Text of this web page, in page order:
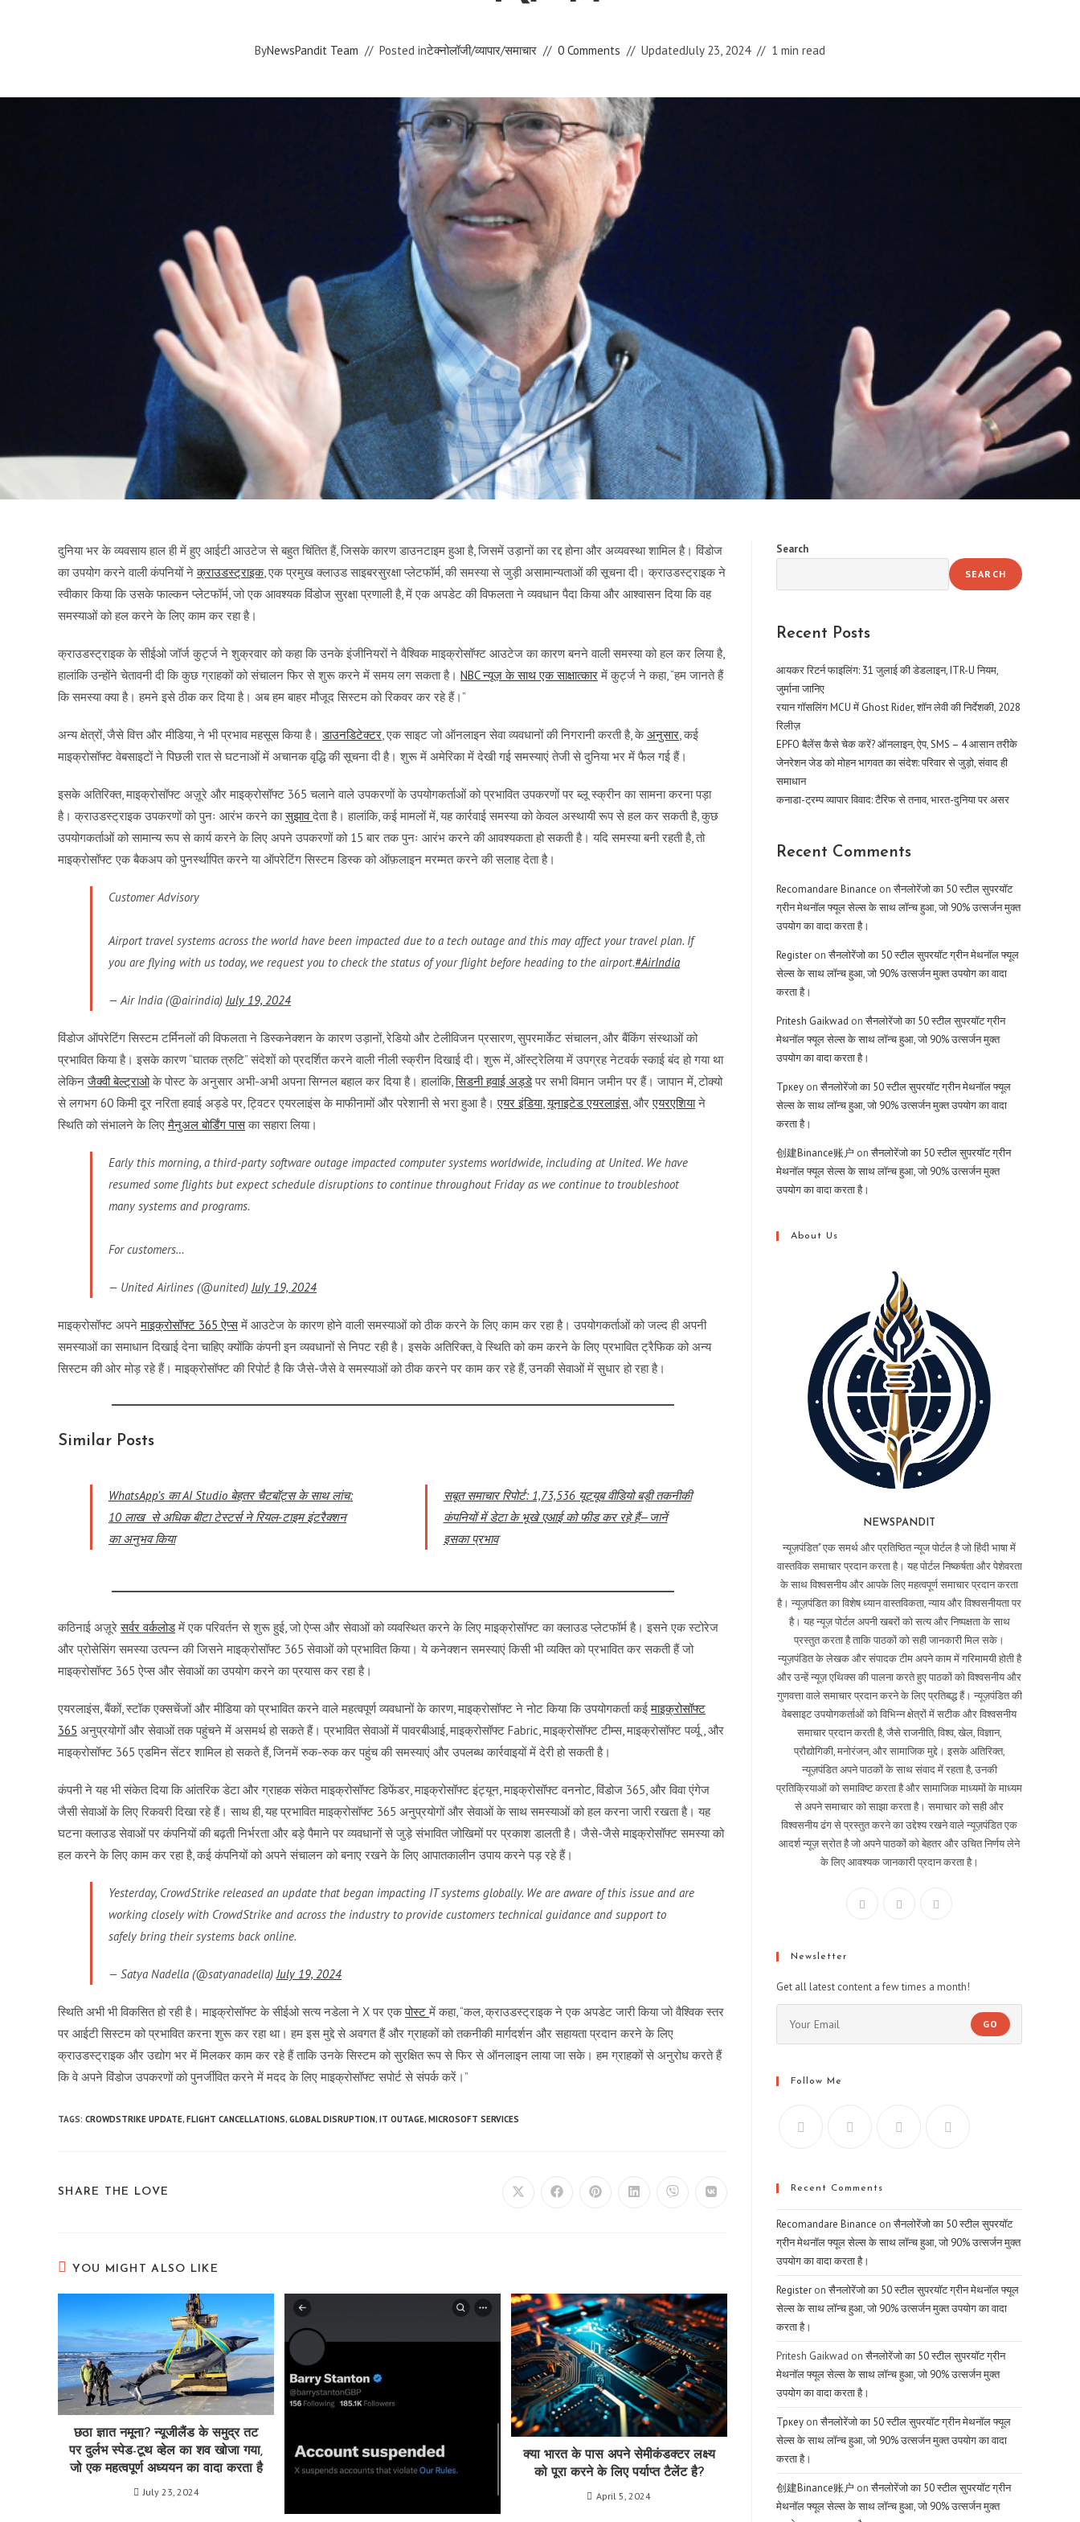
ByNewsPandit Team Posted inटेक्नोलॉजी/व्यापार/समाचार 0 Comments UpdatedJuly 23, 2024 1 min read
दुनिया भर के व्यवसाय हाल ही में हुए आईटी आउटेज से बहुत चिंतित हैं, जिसके कारण डाउनटाइम हुआ है, जिसमें उड़ानों का रद्द होना और अव्यवस्था शामिल है। विंडोज
का उपयोग करने वाली कंपनियों नेक्राउडस्ट्राइक, एक प्रमुख क्लाउड साइबरसुरक्षा प्लेटफॉर्म, की समस्या से जुड़ी असामान्यताओं की सूचना दी। क्राउडस्ट्राइक ने
स्वीकार किया कि उसके फाल्कन प्लेटफॉर्म, जो एक आवश्यक विंडोज सुरक्षा प्रणाली है, में एक अपडेट की विफलता ने व्यवधान पैदा किया और आश्वासन दिया कि वह
समस्याओं को हल करने के लिए काम कर रहा है।
क्राउडस्ट्राइक के सीईओ जॉर्ज कुर्ट्ज ने शुक्रवार को कहा कि उनके इंजीनियरों ने वैश्विक माइक्रोसॉफ्ट आउटेज का कारण बनने वाली समस्या को हल कर लिया है,
हालांकि उन्होंने चेतावनी दी कि कुछ ग्राहकों को संचालन फिर से शुरू करने में समय लग सकता है। NBC न्यूज़ के साथ एक साक्षात्कारमें कुर्ट्ज ने कहा, “हम जानते हैं
कि समस्या क्या है। हमने इसे ठीक कर दिया है। अब हम बाहर मौजूद सिस्टम को रिकवर कर रहे हैं।”
अन्य क्षेत्रों, जैसे वित्त और मीडिया, ने भी प्रभाव महसूस किया है।डाउनडिटेक्टर, एक साइट जो ऑनलाइन सेवा व्यवधानों की निगरानी करती है, केअनुसार, कई
माइक्रोसॉफ्ट वेबसाइटों ने पिछली रात से घटनाओं में अचानक वृद्धि की सूचना दी है। शुरू में अमेरिका में देखी गई समस्याएं तेजी से दुनिया भर में फैल गई हैं।
इसके अतिरिक्त, माइक्रोसॉफ्ट अज़ूरे और माइक्रोसॉफ्ट 365 चलाने वाले उपकरणों के उपयोगकर्ताओं को प्रभावित उपकरणों पर ब्लू स्क्रीन का सामना करना पड़ा
है। क्राउडस्ट्राइक उपकरणों को पुनः आरंभ करने कासुझावदेता है। हालांकि, कई मामलों में, यह कार्रवाई समस्या को केवल अस्थायी रूप से हल कर सकती है, कुछ
उपयोगकर्ताओं को सामान्य रूप से कार्य करने के लिए अपने उपकरणों को 15 बार तक पुनः आरंभ करने की आवश्यकता हो सकती है। यदि समस्या बनी रहती है, तो
माइक्रोसॉफ्ट एक बैकअप को पुनर्स्थापित करने या ऑपरेटिंग सिस्टम डिस्क को ऑफ़लाइन मरम्मत करने की सलाह देता है।
Customer Advisory
Airport travel systems across the world have been impacted due to a tech outage and this may affect your travel plan. If
you are flying with us today, we request you to check the status of your flight before heading to the airport.#AirIndia
— Air India (@airindia)July 19, 2024
विंडोज ऑपरेटिंग सिस्टम टर्मिनलों की विफलता ने डिस्कनेक्शन के कारण उड़ानों, रेडियो और टेलीविजन प्रसारण, सुपरमार्केट संचालन, और बैंकिंग संस्थाओं को
प्रभावित किया है। इसके कारण “घातक त्रुटि” संदेशों को प्रदर्शित करने वाली नीली स्क्रीन दिखाई दी। शुरू में, ऑस्ट्रेलिया में उपग्रह नेटवर्क स्काई बंद हो गया था
लेकिनजैक्वी बेल्ट्राओके पोस्ट के अनुसार अभी-अभी अपना सिग्नल बहाल कर दिया है। हालांकि,सिडनी हवाई अड्डेपर सभी विमान जमीन पर हैं। जापान में, टोक्यो
से लगभग 60 किमी दूर नरिता हवाई अड्डे पर, ट्विटर एयरलाइंस के माफीनामों और परेशानी से भरा हुआ है।एयर इंडिया,यूनाइटेड एयरलाइंस, औरएयरएशियाने
स्थिति को संभालने के लिएमैनुअल बोर्डिंग पासका सहारा लिया।
Early this morning, a third-party software outage impacted computer systems worldwide, including at United. We have
resumed some flights but expect schedule disruptions to continue throughout Friday as we continue to troubleshoot
many systems and programs.
For customers…
— United Airlines (@united)July 19, 2024
माइक्रोसॉफ्ट अपनेमाइक्रोसॉफ्ट 365 ऐप्समें आउटेज के कारण होने वाली समस्याओं को ठीक करने के लिए काम कर रहा है। उपयोगकर्ताओं को जल्द ही अपनी
समस्याओं का समाधान दिखाई देना चाहिए क्योंकि कंपनी इन व्यवधानों से निपट रही है। इसके अतिरिक्त, वे स्थिति को कम करने के लिए प्रभावित ट्रैफिक को अन्य
सिस्टम की ओर मोड़ रहे हैं। माइक्रोसॉफ्ट की रिपोर्ट है कि जैसे-जैसे वे समस्याओं को ठीक करने पर काम कर रहे हैं, उनकी सेवाओं में सुधार हो रहा है।
Similar Posts
WhatsApp’s का AI Studio बेहतर चैटबॉट्स के साथ लांच:
10 लाख से अधिक बीटा टेस्टर्स ने रियल-टाइम इंटरैक्शन
का अनुभव किया
सबूत समाचार रिपोर्ट: 1,73,536 यूट्यूब वीडियो बड़ी तकनीकी
कंपनियों में डेटा के भूखे एआई को फीड कर रहे हैं—जानें
इसका प्रभाव
कठिनाई अज़ूरेसर्वर वर्कलोडमें एक परिवर्तन से शुरू हुई, जो ऐप्स और सेवाओं को व्यवस्थित करने के लिए माइक्रोसॉफ्ट का क्लाउड प्लेटफॉर्म है। इसने एक स्टोरेज
और प्रोसेसिंग समस्या उत्पन्न की जिसने माइक्रोसॉफ्ट 365 सेवाओं को प्रभावित किया। ये कनेक्शन समस्याएं किसी भी व्यक्ति को प्रभावित कर सकती हैं जो
माइक्रोसॉफ्ट 365 ऐप्स और सेवाओं का उपयोग करने का प्रयास कर रहा है।
एयरलाइंस, बैंकों, स्टॉक एक्सचेंजों और मीडिया को प्रभावित करने वाले महत्वपूर्ण व्यवधानों के कारण, माइक्रोसॉफ्ट ने नोट किया कि उपयोगकर्ता कईमाइक्रोसॉफ्ट
365 अनुप्रयोगों और सेवाओं तक पहुंचने में असमर्थ हो सकते हैं। प्रभावित सेवाओं में पावरबीआई, माइक्रोसॉफ्ट Fabric, माइक्रोसॉफ्ट टीम्स, माइक्रोसॉफ्ट पर्व्यू , और
माइक्रोसॉफ्ट 365 एडमिन सेंटर शामिल हो सकते हैं, जिनमें रुक-रुक कर पहुंच की समस्याएं और उपलब्ध कार्रवाइयों में देरी हो सकती है।
कंपनी ने यह भी संकेत दिया कि आंतरिक डेटा और ग्राहक संकेत माइक्रोसॉफ्ट डिफेंडर, माइक्रोसॉफ्ट इंट्यून, माइक्रोसॉफ्ट वननोट, विंडोज 365, और विवा एंगेज
जैसी सेवाओं के लिए रिकवरी दिखा रहे हैं। साथ ही, यह प्रभावित माइक्रोसॉफ्ट 365 अनुप्रयोगों और सेवाओं के साथ समस्याओं को हल करना जारी रखता है। यह
घटना क्लाउड सेवाओं पर कंपनियों की बढ़ती निर्भरता और बड़े पैमाने पर व्यवधानों से जुड़े संभावित जोखिमों पर प्रकाश डालती है। जैसे-जैसे माइक्रोसॉफ्ट समस्या को
हल करने के लिए काम कर रहा है, कई कंपनियों को अपने संचालन को बनाए रखने के लिए आपातकालीन उपाय करने पड़ रहे हैं।
Yesterday, CrowdStrike released an update that began impacting IT systems globally. We are aware of this issue and are
working closely with CrowdStrike and across the industry to provide customers technical guidance and support to
safely bring their systems back online.
— Satya Nadella (@satyanadella)July 19, 2024
स्थिति अभी भी विकसित हो रही है। माइक्रोसॉफ्ट के सीईओ सत्य नडेला ने X पर एकपोस्टमें कहा, “कल, क्राउडस्ट्राइक ने एक अपडेट जारी किया जो वैश्विक स्तर
पर आईटी सिस्टम को प्रभावित करना शुरू कर रहा था। हम इस मुद्दे से अवगत हैं और ग्राहकों को तकनीकी मार्गदर्शन और सहायता प्रदान करने के लिए
क्राउडस्ट्राइक और उद्योग भर में मिलकर काम कर रहे हैं ताकि उनके सिस्टम को सुरक्षित रूप से फिर से ऑनलाइन लाया जा सके। हम ग्राहकों से अनुरोध करते हैं
कि वे अपने विंडोज उपकरणों को पुनर्जीवित करने में मदद के लिए माइक्रोसॉफ्ट सपोर्ट से संपर्क करें।”
TAGS: CROWDSTRIKE UPDATE, FLIGHT CANCELLATIONS, GLOBAL DISRUPTION, IT OUTAGE, MICROSOFT SERVICES
SHARE THE LOVE Opens Opens Opens Opens Opens Opens
YOU MIGHT ALSO LIKE
छठा ज्ञात नमूना? न्यूजीलैंड के समुद्र तट
पर दुर्लभ स्पेड-टूथ व्हेल का शव खोजा गया,
जो एक महत्वपूर्ण अध्ययन का वादा करता है
July 23, 2024
क्या भारत के पास अपने सेमीकंडक्टर लक्ष्य
को पूरा करने के लिए पर्याप्त टैलेंट है?
April 5, 2024
Search
SEARCH
Recent Posts
आयकर रिटर्न फाइलिंग: 31 जुलाई की डेडलाइन, ITR-U नियम,
जुर्माना जानिए
रयान गॉसलिंग MCU में Ghost Rider, शॉन लेवी की निर्देशकी, 2028
रिलीज़
EPFO बैलेंस कैसे चेक करें? ऑनलाइन, ऐप, SMS – 4 आसान तरीके
जेनरेशन जेड को मोहन भागवत का संदेश: परिवार से जुड़ो, संवाद ही
समाधान
कनाडा-ट्रम्प व्यापार विवाद: टैरिफ से तनाव, भारत-दुनिया पर असर
Recent Comments
Recomandare Binance onसैनलोरेंजो का 50 स्टील सुपरयॉट
ग्रीन मेथनॉल फ्यूल सेल्स के साथ लॉन्च हुआ, जो 90% उत्सर्जन मुक्त
उपयोग का वादा करता है।
Register onसैनलोरेंजो का 50 स्टील सुपरयॉट ग्रीन मेथनॉल फ्यूल
सेल्स के साथ लॉन्च हुआ, जो 90% उत्सर्जन मुक्त उपयोग का वादा
करता है।
Pritesh Gaikwad onसैनलोरेंजो का 50 स्टील सुपरयॉट ग्रीन
मेथनॉल फ्यूल सेल्स के साथ लॉन्च हुआ, जो 90% उत्सर्जन मुक्त
उपयोग का वादा करता है।
Тркеу onसैनलोरेंजो का 50 स्टील सुपरयॉट ग्रीन मेथनॉल फ्यूल
सेल्स के साथ लॉन्च हुआ, जो 90% उत्सर्जन मुक्त उपयोग का वादा
करता है।
创建Binance账户 onसैनलोरेंजो का 50 स्टील सुपरयॉट ग्रीन
मेथनॉल फ्यूल सेल्स के साथ लॉन्च हुआ, जो 90% उत्सर्जन मुक्त
उपयोग का वादा करता है।
About Us
NEWSPANDIT
न्यूज़पंडित" एक समर्थ और प्रतिष्ठित न्यूज पोर्टल है जो हिंदी भाषा में
वास्तविक समाचार प्रदान करता है। यह पोर्टल निष्कर्षता और पेशेवरता
के साथ विश्वसनीय और आपके लिए महत्वपूर्ण समाचार प्रदान करता
है। न्यूज़पंडित का विशेष ध्यान वास्तविकता, न्याय और विश्वसनीयता पर
है। यह न्यूज़ पोर्टल अपनी खबरों को सत्य और निष्पक्षता के साथ
प्रस्तुत करता है ताकि पाठकों को सही जानकारी मिल सके।
न्यूज़पंडित के लेखक और संपादक टीम अपने काम में गरिमामयी होती है
और उन्हें न्यूज़ एथिक्स की पालना करते हुए पाठकों को विश्वसनीय और
गुणवत्ता वाले समाचार प्रदान करने के लिए प्रतिबद्ध हैं। न्यूज़पंडित की
वेबसाइट उपयोगकर्ताओं को विभिन्न क्षेत्रों में सटीक और विश्वसनीय
समाचार प्रदान करती है, जैसे राजनीति, विश्व, खेल, विज्ञान,
प्रौद्योगिकी, मनोरंजन, और सामाजिक मुद्दे। इसके अतिरिक्त,
न्यूज़पंडित अपने पाठकों के साथ संवाद में रहता है, उनकी
प्रतिक्रियाओं को समाविष्ट करता है और सामाजिक माध्यमों के माध्यम
से अपने समाचार को साझा करता है। समाचार को सही और
विश्वसनीय ढंग से प्रस्तुत करने का उद्देश्य रखने वाले न्यूज़पंडित एक
आदर्श न्यूज़ स्रोत है जो अपने पाठकों को बेहतर और उचित निर्णय लेने
के लिए आवश्यक जानकारी प्रदान करता है।
Newsletter
Get all latest content a few times a month!
GO
Follow Me
Recent Comments
Recomandare Binance onसैनलोरेंजो का 50 स्टील सुपरयॉट
ग्रीन मेथनॉल फ्यूल सेल्स के साथ लॉन्च हुआ, जो 90% उत्सर्जन मुक्त
उपयोग का वादा करता है।
Register onसैनलोरेंजो का 50 स्टील सुपरयॉट ग्रीन मेथनॉल फ्यूल
सेल्स के साथ लॉन्च हुआ, जो 90% उत्सर्जन मुक्त उपयोग का वादा
करता है।
Pritesh Gaikwad onसैनलोरेंजो का 50 स्टील सुपरयॉट ग्रीन
मेथनॉल फ्यूल सेल्स के साथ लॉन्च हुआ, जो 90% उत्सर्जन मुक्त
उपयोग का वादा करता है।
Тркеу onसैनलोरेंजो का 50 स्टील सुपरयॉट ग्रीन मेथनॉल फ्यूल
सेल्स के साथ लॉन्च हुआ, जो 90% उत्सर्जन मुक्त उपयोग का वादा
करता है।
创建Binance账户 onसैनलोरेंजो का 50 स्टील सुपरयॉट ग्रीन
मेथनॉल फ्यूल सेल्स के साथ लॉन्च हुआ, जो 90% उत्सर्जन मुक्त